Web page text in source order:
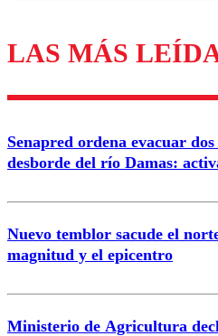
Los comentarios son
diálogo
Nombre
Correo
LAS MÁS
Senapred ordena evacuar
desborde del río Damas:
Nuevo temblor sacude el
magnitud y el epicentro
Ministerio de Agricultura